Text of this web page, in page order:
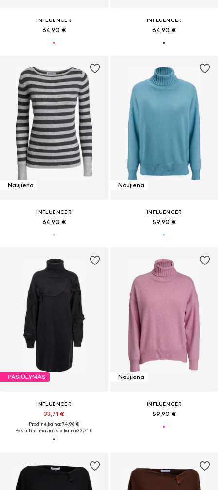
INFLUENCER
64,90 €
INFLUENCER
64,90 €
Naujiena
INFLUENCER
64,90 €
Naujiena
INFLUENCER
59,90 €
PASIŪLYMAS
INFLUENCER
33,71 €
Pradinė kaina: 74,90 €
Paskutinė mažiausia kaina:33,71 €
Naujiena
INFLUENCER
59,90 €